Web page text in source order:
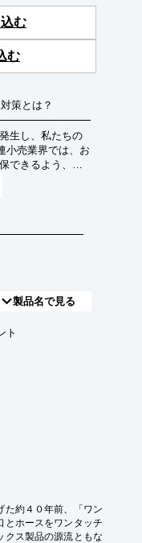
む
む
策とは？
生し、私たちの
小売業界では、お
できるよう、多
要です。これ
り組みです。
製品名で見る
ト
た約４０年前、「ワン
とホースをワンタッチ
クス製品の源流ともな